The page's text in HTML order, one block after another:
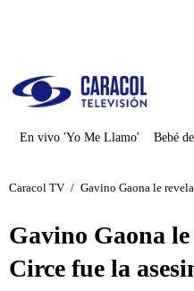
En vivo 'Yo Me Llamo' Bebé
Caracol TV / Gavino Gaona le
Gavino Gaona
Circe fue la